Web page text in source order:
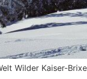
Wilder Kaiser-